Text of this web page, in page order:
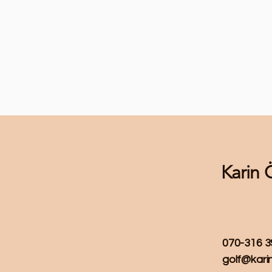
Karin
070-316